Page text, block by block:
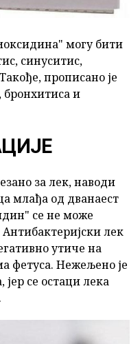
могу бити
синуситис,
прописано је
бронхитиса и
за лек, наводи
млађа од дванаест
се не може
лек
утиче на
фетуса. Нежељено је
се остаци лека